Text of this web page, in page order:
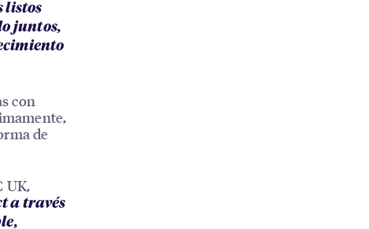
listos
juntos,
con
de
UK,
a través